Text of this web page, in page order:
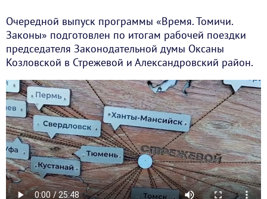
Очередной выпуск программы «Время. Томичи.
Законы» подготовлен по итогам рабочей поездки
председателя Законодательной думы Оксаны
Козловской в Стрежевой и Александровский район.